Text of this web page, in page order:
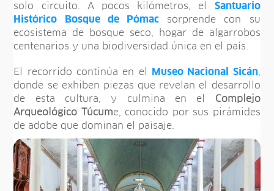
solo circuito. A pocos kilómetros, el Santuario
Histórico Bosque de Pómac sorprende con su
ecosistema de bosque seco, hogar de algarrobos
centenarios y una biodiversidad única en el país.
El recorrido continúa en el Museo Nacional Sicán,
donde se exhiben piezas que revelan el desarrollo
de esta cultura, y culmina en el Complejo
Arqueológico Túcume, conocido por sus pirámides
de adobe que dominan el paisaje.